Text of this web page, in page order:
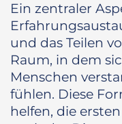
Ein zentraler
und das Teilen
Raum, in dem
Menschen
fühlen. Diese
helfen, die